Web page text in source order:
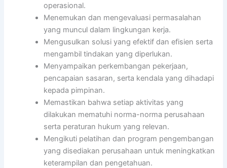
operasional.
Menemukan dan mengevaluasi permasalahan
yang muncul dalam lingkungan kerja.
Mengusulkan solusi yang efektif dan efisien serta
mengambil tindakan yang diperlukan.
Menyampaikan perkembangan pekerjaan,
pencapaian sasaran, serta kendala yang dihadapi
kepada pimpinan.
Memastikan bahwa setiap aktivitas yang
dilakukan mematuhi norma-norma perusahaan
serta peraturan hukum yang relevan.
Mengikuti pelatihan dan program pengembangan
yang disediakan perusahaan untuk meningkatkan
keterampilan dan pengetahuan.